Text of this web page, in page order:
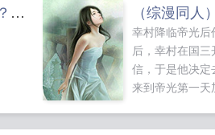
早（死神同人）物似主人形？+番外
幸村降临帝光后
后，幸村在国
信，于是他决定
来到帝光第一